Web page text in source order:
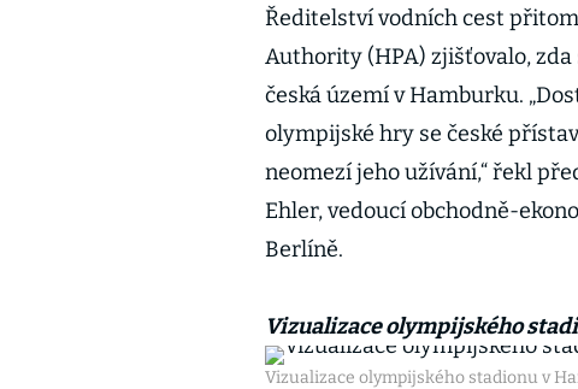
Ředitelství vodních cest
Authority (HPA) zjišťovalo,
česká území v Hamburku.
olympijské hry se české
neomezí jeho užívání,“ řekl
Ehler, vedoucí obchodně-
Berlíně.
Vizualizace olympijského
Vizualizace olympijského stadionu v